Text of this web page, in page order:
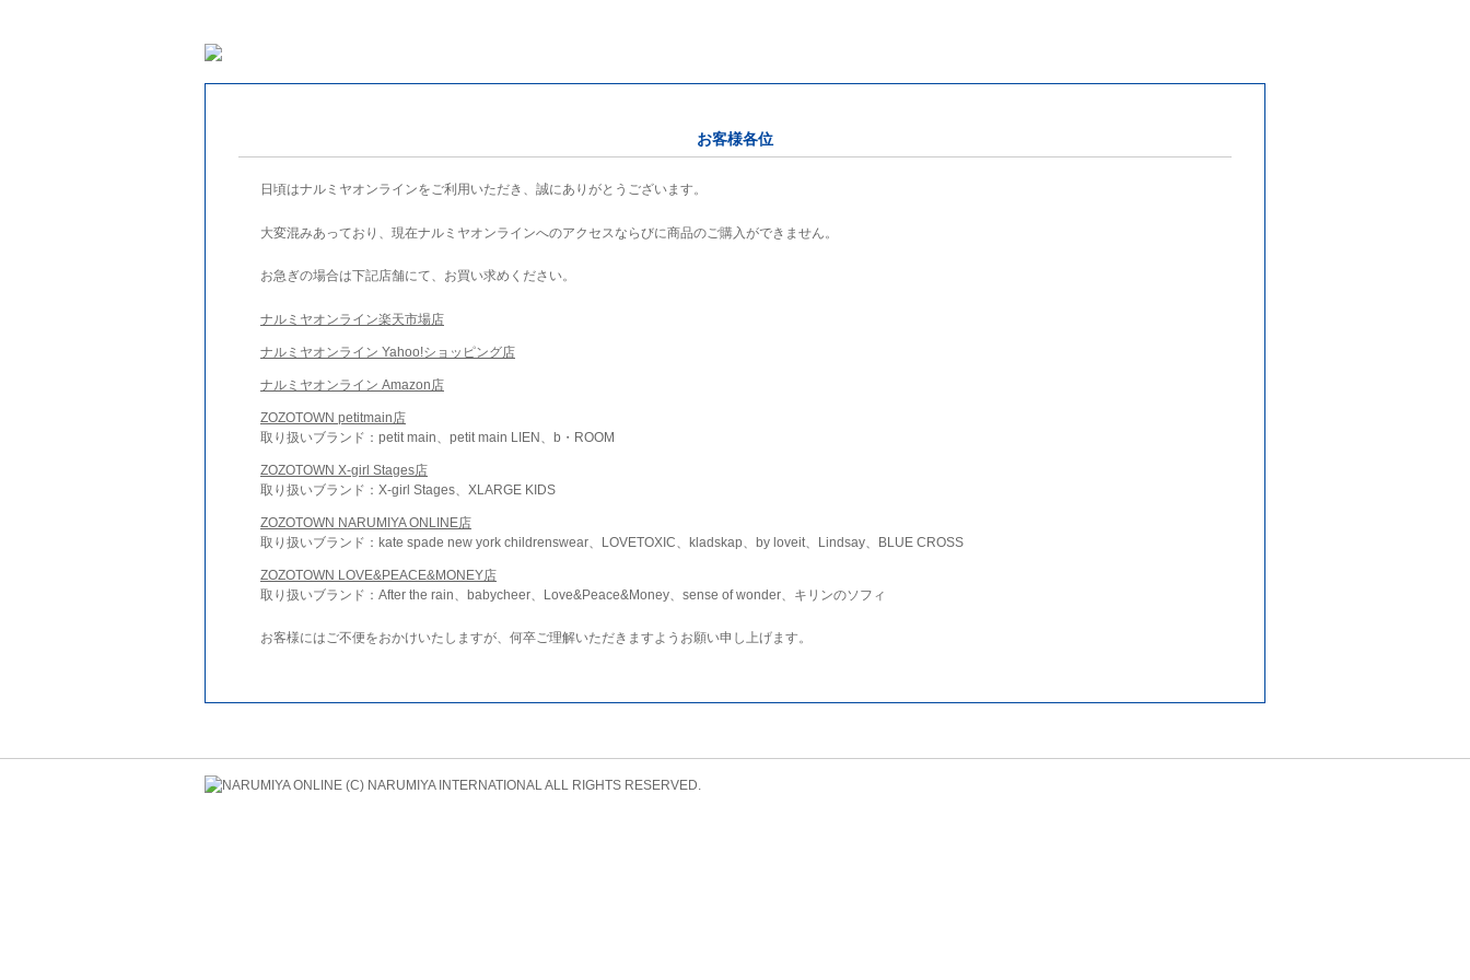
お客様各位
日頃はナルミヤオンラインをご利用いただき、誠にありがとうございます。
大変混みあっており、現在ナルミヤオンラインへのアクセスならびに商品のご購入ができません。
お急ぎの場合は下記店舗にて、お買い求めください。
ナルミヤオンライン楽天市場店
ナルミヤオンライン Yahoo!ショッピング店
ナルミヤオンライン Amazon店
ZOZOTOWN petitmain店
取り扱いブランド：petit main、petit main LIEN、b・ROOM
ZOZOTOWN X-girl Stages店
取り扱いブランド：X-girl Stages、XLARGE KIDS
ZOZOTOWN NARUMIYA ONLINE店
取り扱いブランド：kate spade new york childrenswear、LOVETOXIC、kladskap、by loveit、Lindsay、BLUE CROSS
ZOZOTOWN LOVE&PEACE&MONEY店
取り扱いブランド：After the rain、babycheer、Love&Peace&Money、sense of wonder、キリンのソフィ
お客様にはご不便をおかけいたしますが、何卒ご理解いただきますようお願い申し上げます。